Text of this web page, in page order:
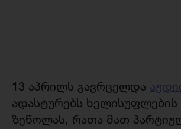
13 აპრილს გავრცელდა
ადასტურებს ხელისუფლების
ზეწოლას, რათა მათ